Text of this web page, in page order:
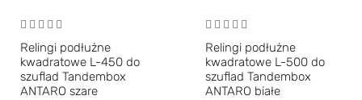
Relingi podłużne
kwadratowe L-450 do
szuflad Tandembox
ANTARO szare
Relingi podłużne
kwadratowe L-500 do
szuflad Tandembox
ANTARO białe